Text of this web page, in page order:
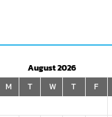
August 2026
M T W T F